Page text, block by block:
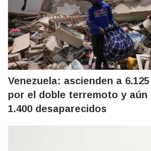
Venezuela: ascienden a
por el doble terremoto y aún
1.400 desaparecidos